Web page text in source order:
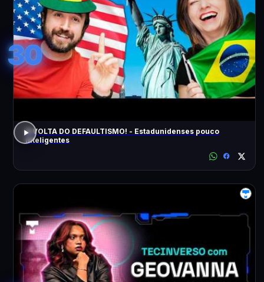
30
A VOLTA DO DEFAULTISMO! - Estadunidenses pouco
inteligentes